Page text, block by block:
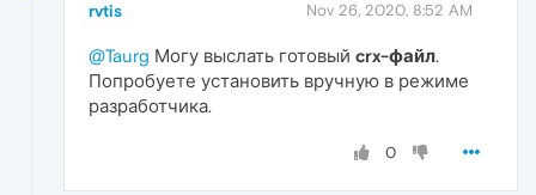
rvtis Nov 26, 2020, 8:52 AM
@Taurg Могу выслать готовый crx-файл.
Попробуете установить вручную в режиме
разработчика.
0